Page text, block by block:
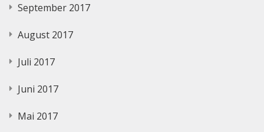
September 2017
August 2017
Juli 2017
Juni 2017
Mai 2017